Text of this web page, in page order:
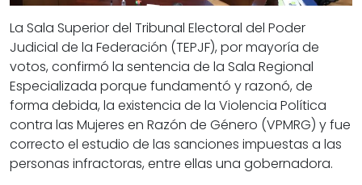
La Sala Superior del Tribunal Electoral del Poder
Judicial de la Federación (TEPJF), por mayoría de
votos, confirmó la sentencia de la Sala Regional
Especializada porque fundamentó y razonó, de
forma debida, la existencia de la Violencia Política
contra las Mujeres en Razón de Género (VPMRG) y fue
correcto el estudio de las sanciones impuestas a las
personas infractoras, entre ellas una gobernadora.